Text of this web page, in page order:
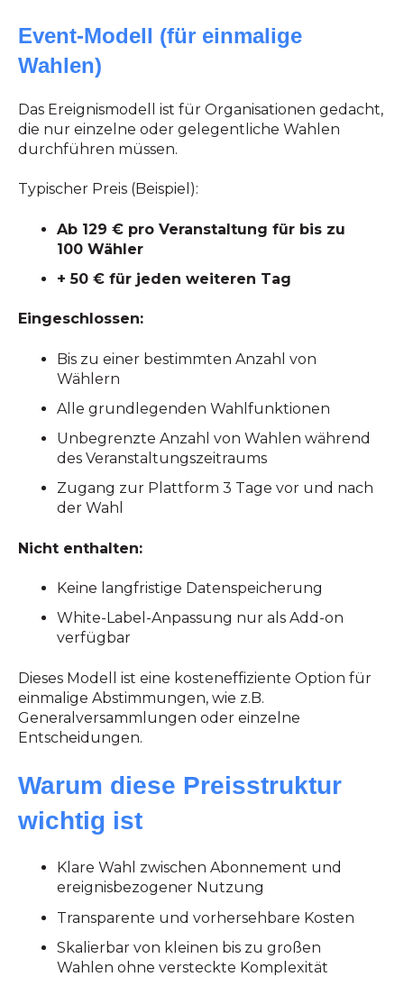
Event-Modell (für einmalige
Wahlen)
Das Ereignismodell ist für Organisationen gedacht,
die nur einzelne oder gelegentliche Wahlen
durchführen müssen.
Typischer Preis (Beispiel):
Ab 129 € pro Veranstaltung für bis zu
100 Wähler
+ 50 € für jeden weiteren Tag
Eingeschlossen:
Bis zu einer bestimmten Anzahl von
Wählern
Alle grundlegenden Wahlfunktionen
Unbegrenzte Anzahl von Wahlen während
des Veranstaltungszeitraums
Zugang zur Plattform 3 Tage vor und nach
der Wahl
Nicht enthalten:
Keine langfristige Datenspeicherung
White-Label-Anpassung nur als Add-on
verfügbar
Dieses Modell ist eine kosteneffiziente Option für
einmalige Abstimmungen, wie z.B.
Generalversammlungen oder einzelne
Entscheidungen.
Warum diese Preisstruktur
wichtig ist
Klare Wahl zwischen Abonnement und
ereignisbezogener Nutzung
Transparente und vorhersehbare Kosten
Skalierbar von kleinen bis zu großen
Wahlen ohne versteckte Komplexität